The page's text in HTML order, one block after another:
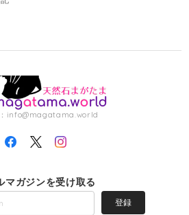
info@magatama.world
マガジンを受け取る
登録